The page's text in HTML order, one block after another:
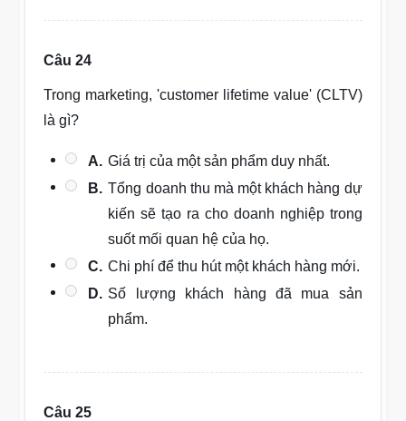
Câu 24
Trong marketing, 'customer lifetime value' (CLTV)
là gì?
A. Giá trị của một sản phẩm duy nhất.
B. Tổng doanh thu mà một khách hàng dự
kiến sẽ tạo ra cho doanh nghiệp trong
suốt mối quan hệ của họ.
C. Chi phí để thu hút một khách hàng mới.
D. Số lượng khách hàng đã mua sản
phẩm.
Câu 25